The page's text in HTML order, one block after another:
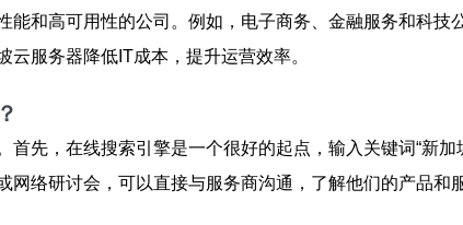
和高可用性的公司。例如，电子商务、金融服务和科
服务器降低IT成本，提升运营效率。
先，在线搜索引擎是一个很好的起点，输入关键词“新
络研讨会，可以直接与服务商沟通，了解他们的产品和服